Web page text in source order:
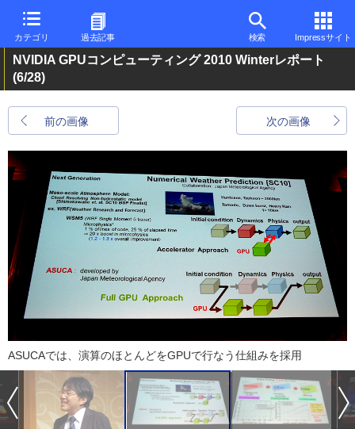
カテゴリ 過去記事 検索 Impressサイト
NVIDIA GPUコンピューティング 2010 Winterレポート
(6/28)
前の画像 次の画像
ASUCAでは、演算のほとんどをGPUで行なう仕組みを採用